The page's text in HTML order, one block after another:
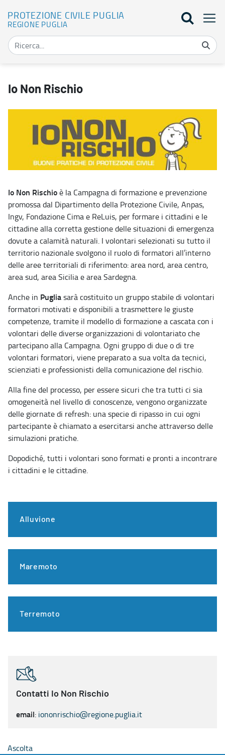
PROTEZIONE CIVILE PUGLIA
REGIONE PUGLIA
Io Non Rischio
Io Non Rischioè la Campagna di formazione e prevenzione
promossa dal Dipartimento della Protezione Civile, Anpas,
Ingv, Fondazione Cima e ReLuis, per formare i cittadini e le
cittadine alla corretta gestione delle situazioni di emergenza
dovute a calamità naturali. I volontari selezionati su tutto il
territorio nazionale svolgono il ruolo di formatori all’interno
delle aree territoriali di riferimento: area nord, area centro,
area sud, area Sicilia e area Sardegna.
Anche in Pugliasarà costituito un gruppo stabile di volontari
formatori motivati e disponibili a trasmettere le giuste
competenze, tramite il modello di formazione a cascata con i
volontari delle diverse organizzazioni di volontariato che
partecipano alla Campagna. Ogni gruppo di due o di tre
volontari formatori, viene preparato a sua volta da tecnici,
scienziati e professionisti della comunicazione del rischio.
Alla fine del processo, per essere sicuri che tra tutti ci sia
omogeneità nel livello di conoscenze, vengono organizzate
delle giornate di refresh: una specie di ripasso in cui ogni
partecipante è chiamato a esercitarsi anche attraverso delle
simulazioni pratiche.
Dopodiché, tutti i volontari sono formati e pronti a incontrare
i cittadini e le cittadine.
Alluvione
Maremoto
Terremoto
Contatti Io Non Rischio
email: iononrischio@regione.puglia.it
Ascolta